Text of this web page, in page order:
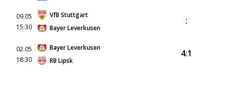
09.05
15:30
VfB Stuttgart
Bayer Leverkusen
:
02.05
18:30
Bayer Leverkusen
RB Lipsk
4:1